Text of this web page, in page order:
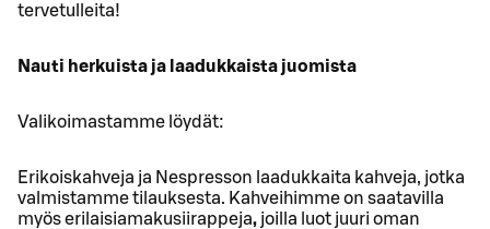
tervetulleita!
Nauti herkuista ja laadukkaista juomista
Valikoimastamme löydät:
Erikoiskahveja ja Nespresson laadukkaita kahveja, jotka
valmistamme tilauksesta. Kahveihimme on saatavilla
myös erilaisiamakusiirappeja, joilla luot juuri oman